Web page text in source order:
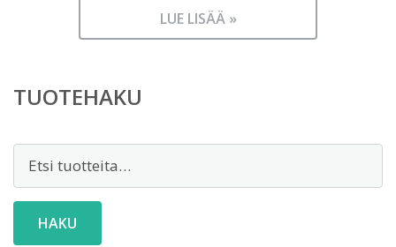
LUE LISÄÄ »
TUOTEHAKU
Etsi:
HAKU